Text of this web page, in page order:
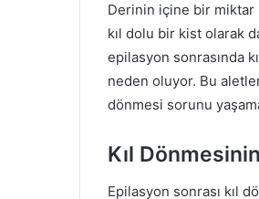
Derinin içine bir miktar
kıl dolu bir kist olarak
epilasyon sonrasında
neden oluyor. Bu
dönmesi sorunu
Kıl
Epilasyon sonrası kıl